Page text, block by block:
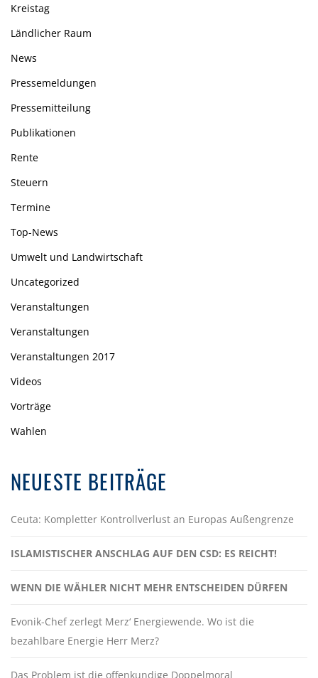
Kreistag
Ländlicher Raum
News
Pressemeldungen
Pressemitteilung
Publikationen
Rente
Steuern
Termine
Top-News
Umwelt und Landwirtschaft
Uncategorized
Veranstaltungen
Veranstaltungen
Veranstaltungen 2017
Videos
Vorträge
Wahlen
NEUESTE BEITRÄGE
Ceuta: Kompletter Kontrollverlust an Europas Außengrenze
ISLAMISTISCHER ANSCHLAG AUF DEN CSD: ES REICHT!
WENN DIE WÄHLER NICHT MEHR ENTSCHEIDEN DÜRFEN
Evonik-Chef zerlegt Merz‘ Energiewende. Wo ist die
bezahlbare Energie Herr Merz?
Das Problem ist die offenkundige Doppelmoral